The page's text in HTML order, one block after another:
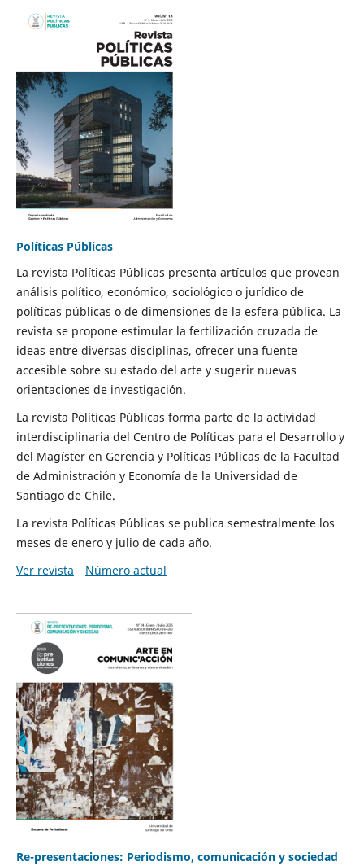
Políticas Públicas
La revista Políticas Públicas presenta artículos que provean
análisis político, económico, sociológico o jurídico de
políticas públicas o de dimensiones de la esfera pública. La
revista se propone estimular la fertilización cruzada de
ideas entre diversas disciplinas, ofrecer una fuente
accesible sobre su estado del arte y sugerir nuevas
orientaciones de investigación.
La revista Políticas Públicas forma parte de la actividad
interdisciplinaria del Centro de Políticas para el Desarrollo y
del Magíster en Gerencia y Políticas Públicas de la Facultad
de Administración y Economía de la Universidad de
Santiago de Chile.
La revista Políticas Públicas se publica semestralmente los
meses de enero y julio de cada año.
Ver revista
Número actual
Re-presentaciones: Periodismo, comunicación y sociedad